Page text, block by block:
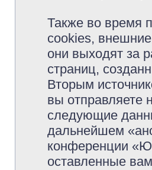
Также во время
cookies,
они выходят за
страниц,
Вторым
вы отправляете
следующие
дальнейшем
конференции
оставленные